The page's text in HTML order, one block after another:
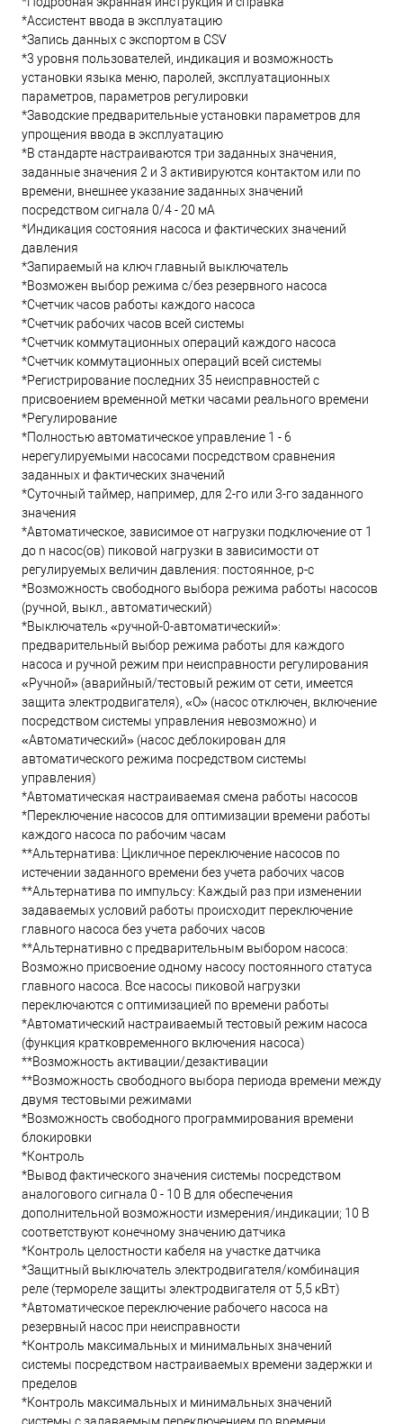
*Ассистент ввода в эксплуатацию
*Запись данных с экспортом в CSV
*3 уровня пользователей, индикация и возможность
установки языка меню, паролей, эксплуатационных
параметров, параметров регулировки
*Заводские предварительные установки параметров для
упрощения ввода в эксплуатацию
*В стандарте настраиваются три заданных значения,
заданные значения 2 и 3 активируются контактом или по
времени, внешнее указание заданных значений
посредством сигнала 0/4 - 20 мА
*Индикация состояния насоса и фактических значений
давления
*Запираемый на ключ главный выключатель
*Возможен выбор режима с/без резервного насоса
*Счетчик часов работы каждого насоса
*Счетчик рабочих часов всей системы
*Счетчик коммутационных операций каждого насоса
*Счетчик коммутационных операций всей системы
*Регистрирование последних 35 неисправностей с
присвоением временной метки часами реального времени
*Регулирование
*Полностью автоматическое управление 1 - 6
нерегулируемыми насосами посредством сравнения
заданных и фактических значений
*Суточный таймер, например, для 2-го или 3-го заданного
значения
*Автоматическое, зависимое от нагрузки подключение от 1
до n насос(ов) пиковой нагрузки в зависимости от
регулируемых величин давления: постоянное, p-c
*Возможность свободного выбора режима работы насосов
(ручной, выкл., автоматический)
*Выключатель «ручной-0-автоматический»:
предварительный выбор режима работы для каждого
насоса и ручной режим при неисправности регулирования
«Ручной» (аварийный/тестовый режим от сети, имеется
защита электродвигателя), «O» (насос отключен, включение
посредством системы управления невозможно) и
«Автоматический» (насос деблокирован для
автоматического режима посредством системы
управления)
*Автоматическая настраиваемая смена работы насосов
*Переключение насосов для оптимизации времени работы
каждого насоса по рабочим часам
**Альтернатива: Цикличное переключение насосов по
истечении заданного времени без учета рабочих часов
**Альтернатива по импульсу: Каждый раз при изменении
задаваемых условий работы происходит переключение
главного насоса без учета рабочих часов
**Альтернативно с предварительным выбором насоса:
Возможно присвоение одному насосу постоянного статуса
главного насоса. Все насосы пиковой нагрузки
переключаются с оптимизацией по времени работы
*Автоматический настраиваемый тестовый режим насоса
(функция кратковременного включения насоса)
**Возможность активации/дезактивации
**Возможность свободного выбора периода времени между
двумя тестовыми режимами
*Возможность свободного программирования времени
блокировки
*Контроль
*Вывод фактического значения системы посредством
аналогового сигнала 0 - 10 В для обеспечения
дополнительной возможности измерения/индикации; 10 В
соответствуют конечному значению датчика
*Контроль целостности кабеля на участке датчика
*Защитный выключатель электродвигателя/комбинация
реле (термореле защиты электродвигателя от 5,5 кВт)
*Автоматическое переключение рабочего насоса на
резервный насос при неисправности
*Контроль максимальных и минимальных значений
системы посредством настраиваемых времени задержки и
пределов
*Контроль максимальных и минимальных значений